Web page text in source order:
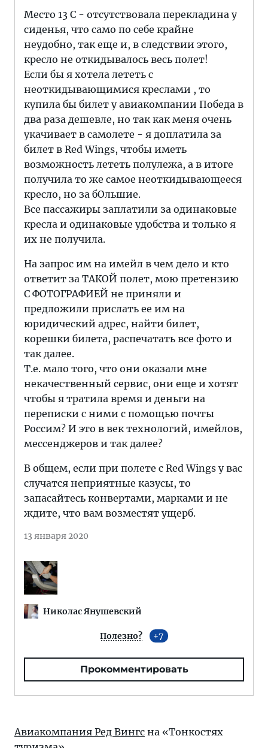
Место 13 С - отсутствовала перекладина у
сиденья, что само по себе крайне
неудобно, так еще и, в следствии этого,
кресло не откидывалось весь полет!
Если бы я хотела лететь с
неоткидывающимися креслами , то
купила бы билет у авиакомпании Победа в
два раза дешевле, но так как меня очень
укачивает в самолете - я доплатила за
билет в Red Wings, чтобы иметь
возможность лететь полулежа, а в итоге
получила то же самое неоткидывающееся
кресло, но за бОльшие.
Все пассажиры заплатили за одинаковые
кресла и одинаковые удобства и только я
их не получила.
На запрос им на имейл в чем дело и кто
ответит за ТАКОЙ полет, мою претензию
С ФОТОГРАФИЕЙ не приняли и
предложили прислать ее им на
юридический адрес, найти билет,
корешки билета, распечатать все фото и
так далее.
Т.е. мало того, что они оказали мне
некачественный сервис, они еще и хотят
чтобы я тратила время и деньги на
переписки с ними с помощью почты
Россим? И это в век технологий, имейлов,
мессенджеров и так далее?
В общем, если при полете с Red Wings у вас
случатся неприятные казусы, то
запасайтесь конвертами, марками и не
ждите, что вам возместят ущерб.
13 января 2020
Николас Янушевский
Полезно? 7
Прокомментировать
Авиакомпания Ред Вингс на «Тонкостях